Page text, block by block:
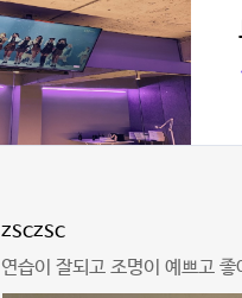
zsczsc
연습이 잘되고 조명이 예쁘고 좋